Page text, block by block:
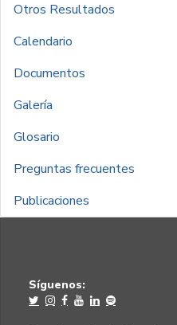
Otros Resultados
Calendario
Documentos
Galería
Glosario
Preguntas frecuentes
Publicaciones
Síguenos: